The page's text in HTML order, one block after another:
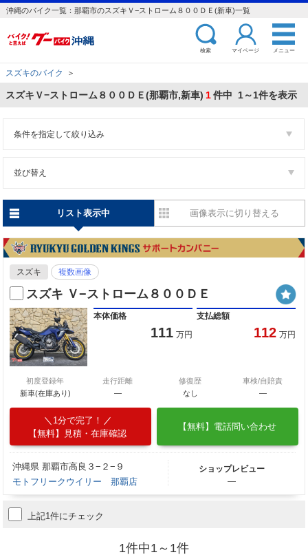
沖縄のバイク一覧：那覇市のスズキＶ−ストローム８００ＤＥ(新車)一覧
検索 マイページ メニュー
スズキのバイク ＞
スズキＶ−ストローム８００ＤＥ(那覇市,新車) 1件中 1～1件を表示
条件を指定して絞り込み
並び替え
リスト表示中 画像表示に切り替える
スズキ 複数画像
スズキ Ｖ−ストローム８００ＤＥ
本体価格
111 万円
支払総額
112 万円
初度登録年
新車(在庫あり)
走行距離
―
修復歴
なし
車検/自賠責
―
1分で完了！
【無料】見積・在庫確認
【無料】電話問い合わせ
沖縄県 那覇市高良３−２−９
モトフリークウイリー 那覇店
ショップレビュー
―
上記1件にチェック
1件中1～1件